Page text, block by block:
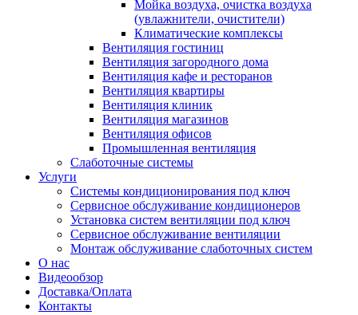
Мойка воздуха, очистка воздуха
(увлажнители, очистители)
Климатические комплексы
Вентиляция гостиниц
Вентиляция загородного дома
Вентиляция кафе и ресторанов
Вентиляция квартиры
Вентиляция клиник
Вентиляция магазинов
Вентиляция офисов
Промышленная вентиляция
Слаботочные системы
Услуги
Системы кондиционирования под ключ
Сервисное обслуживание кондиционеров
Установка систем вентиляции под ключ
Сервисное обслуживание вентиляции
Монтаж обслуживание слаботочных систем
О нас
Видеообзор
Доставка/Оплата
Контакты